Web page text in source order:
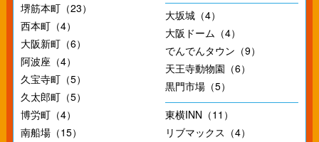
堺筋本町（23）
西本町（4）
大阪新町（6）
阿波座（4）
久宝寺町（5）
久太郎町（5）
博労町（4）
南船場（15）
大坂城（4）
大阪ドーム（4）
でんでんタウン（9）
天王寺動物園（6）
黒門市場（5）
東横INN（11）
リブマックス（4）